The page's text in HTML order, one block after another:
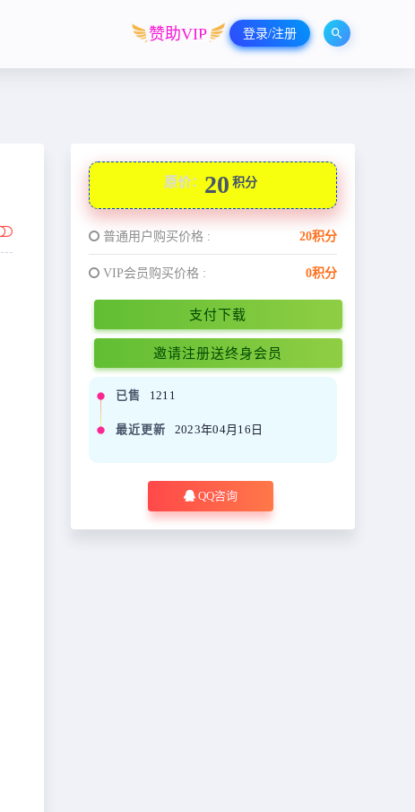
赞助VIP 登录/注册
原价： 20 积分
普通用户购买价格 : 20积分
VIP会员购买价格 : 0积分
支付下载
邀请注册送终身会员
已售 1211
最近更新 2023年04月16日
QQ咨询